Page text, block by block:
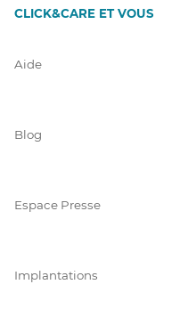
CLICK&CARE ET VOUS
Aide
Blog
Espace Presse
Implantations